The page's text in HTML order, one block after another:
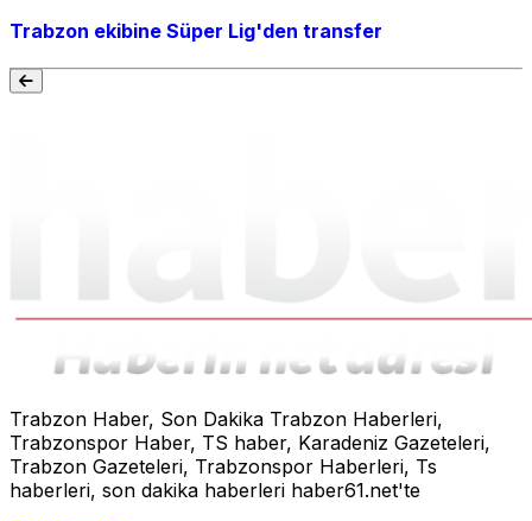
Trabzon ekibine Süper Lig'den transfer
Trabzon Haber, Son Dakika Trabzon Haberleri,
Trabzonspor Haber, TS haber, Karadeniz Gazeteleri,
Trabzon Gazeteleri, Trabzonspor Haberleri, Ts
haberleri, son dakika haberleri haber61.net'te